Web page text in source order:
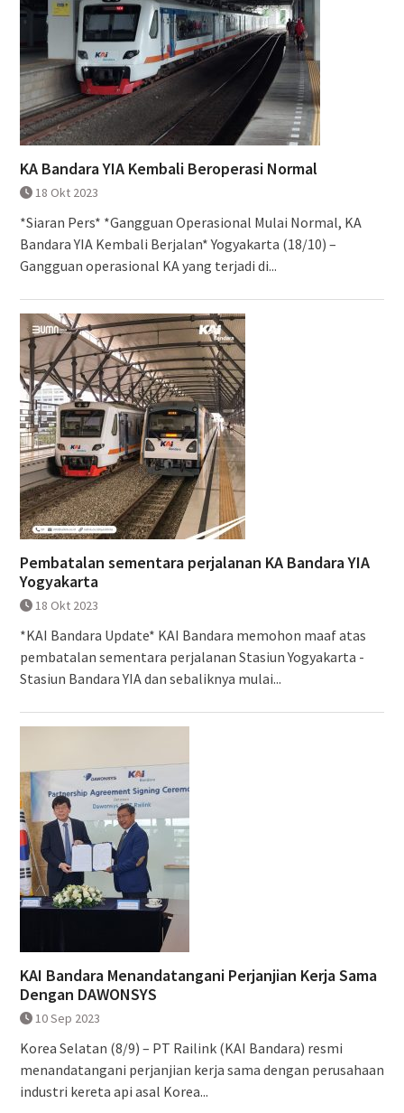
KA Bandara YIA Kembali Beroperasi Normal
18 Okt 2023
*Siaran Pers* *Gangguan Operasional Mulai Normal, KA
Bandara YIA Kembali Berjalan* Yogyakarta (18/10) –
Gangguan operasional KA yang terjadi di...
Pembatalan sementara perjalanan KA Bandara YIA
Yogyakarta
18 Okt 2023
*KAI Bandara Update* KAI Bandara memohon maaf atas
pembatalan sementara perjalanan Stasiun Yogyakarta -
Stasiun Bandara YIA dan sebaliknya mulai...
KAI Bandara Menandatangani Perjanjian Kerja Sama
Dengan DAWONSYS
10 Sep 2023
Korea Selatan (8/9) – PT Railink (KAI Bandara) resmi
menandatangani perjanjian kerja sama dengan perusahaan
industri kereta api asal Korea...